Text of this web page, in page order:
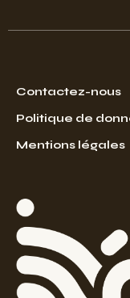
Contactez-nous
Politique de
Mentions légales